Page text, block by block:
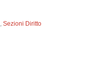
,Sezioni Diritto